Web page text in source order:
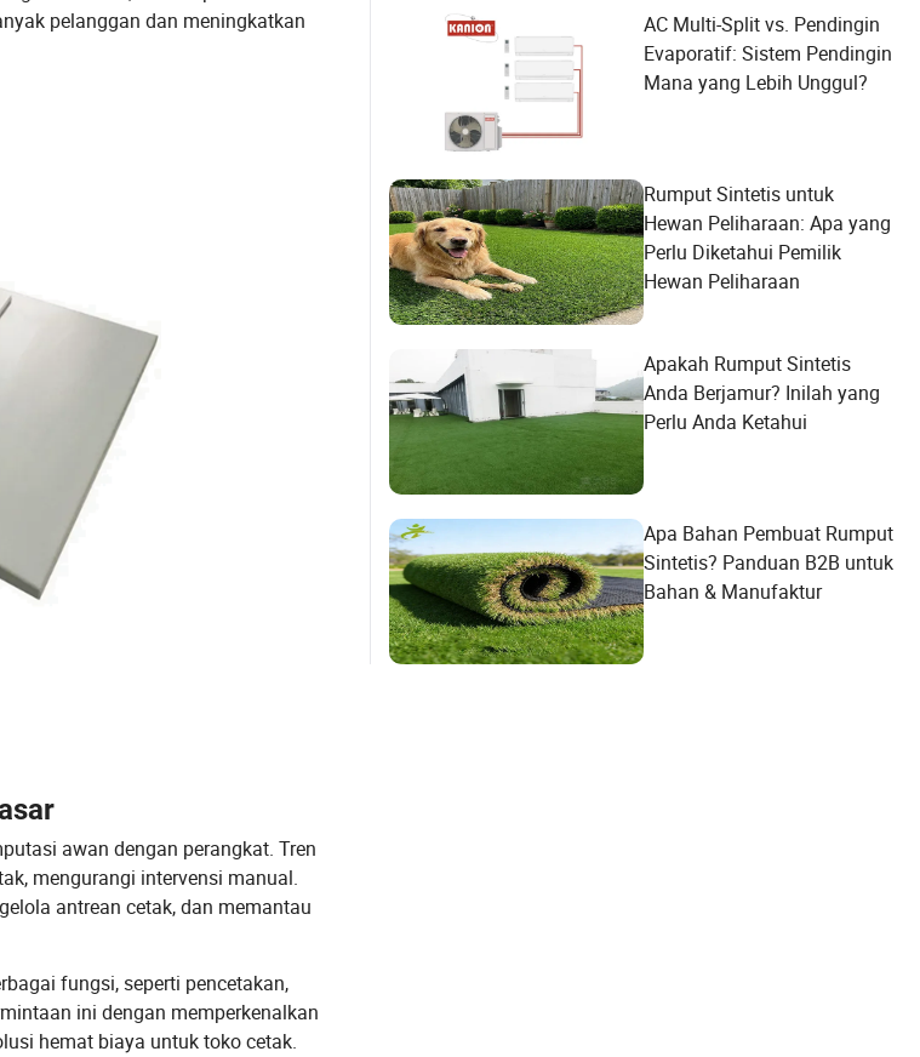
pelanggan dan meningkatkan
awan dengan perangkat. Tren
mengurangi intervensi manual.
antrean cetak, dan memantau
fungsi, seperti pencetakan,
ini dengan memperkenalkan
hemat biaya untuk toko cetak.
AC Multi-Split vs. Pendingin
Evaporatif: Sistem Pendingin
Mana yang Lebih Unggul?
Rumput Sintetis untuk
Hewan Peliharaan: Apa yang
Perlu Diketahui Pemilik
Hewan Peliharaan
Apakah Rumput Sintetis
Anda Berjamur? Inilah yang
Perlu Anda Ketahui
Apa Bahan Pembuat Rumput
Sintetis? Panduan B2B untuk
Bahan & Manufaktur